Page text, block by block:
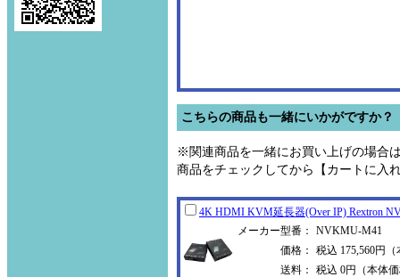
こちらの商品も一緒にいかがですか？
※関連商品を一緒にお買い上げの場合
商品をチェックしてから【カートに入
4K HDMI KVM延長器(Over IP) Rextron
メーカー型番：
NVKMU-M41
価格：
税込 175,560円
送料：
税込 0円（本体